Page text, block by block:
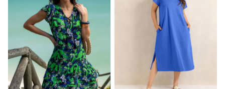
Sandals & Sliders
Rash Vests
Sun Safe Swimwear
Sun Hats & Caps
Shop All Footwear
New In
Trainers
Pram Shoes
School Shoes